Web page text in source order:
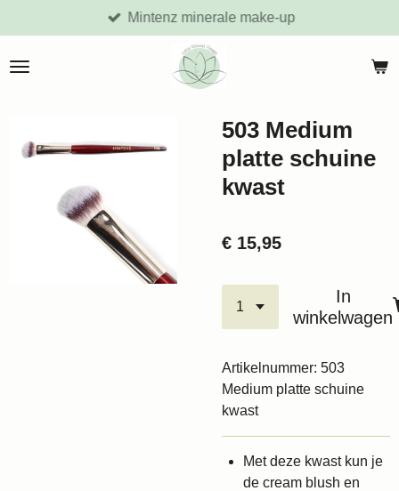
direct
naar
Mintenz minerale make-up
503 Medium
platte schuine
kwast
€ 15,95
In
winkelwagen
Artikelnummer: 503
Medium platte schuine
kwast
Met deze kwast kun je
de cream blush en